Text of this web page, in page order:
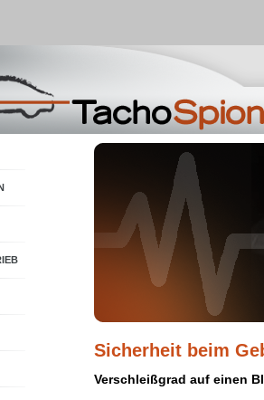
Sicherheit beim
Verschleißgrad auf einen